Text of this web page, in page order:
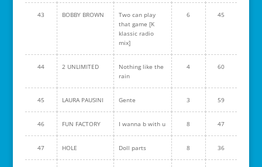
43 BOBBY BROWN
Two can play
that game [K
klassic radio
mix]
6 45
44 2 UNLIMITED
Nothing like the
rain
4 60
45 LAURA PAUSINI Gente 3 59
46 FUN FACTORY I wanna b with u 8 47
47 HOLE Doll parts 8 36